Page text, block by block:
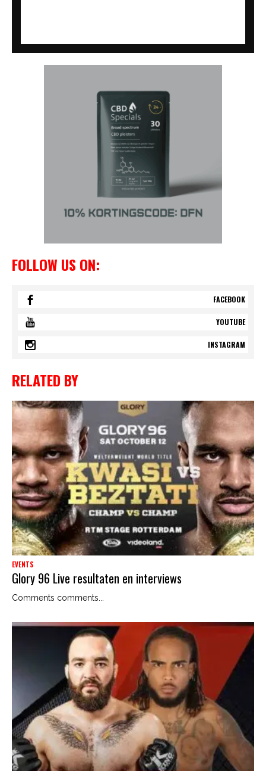
FOLLOW US ON:
FACEBOOK
YOUTUBE
INSTAGRAM
RELATED BY
EVENTS
Glory 96 Live resultaten en interviews
Comments comments...